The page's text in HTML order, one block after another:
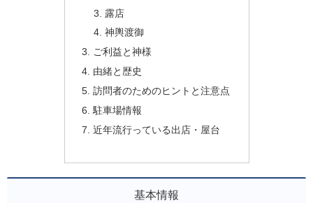
露店
神輿渡御
ご利益と神様
由緒と歴史
訪問者のためのヒントと注意点
駐車場情報
近年流行っている出店・屋台
基本情報